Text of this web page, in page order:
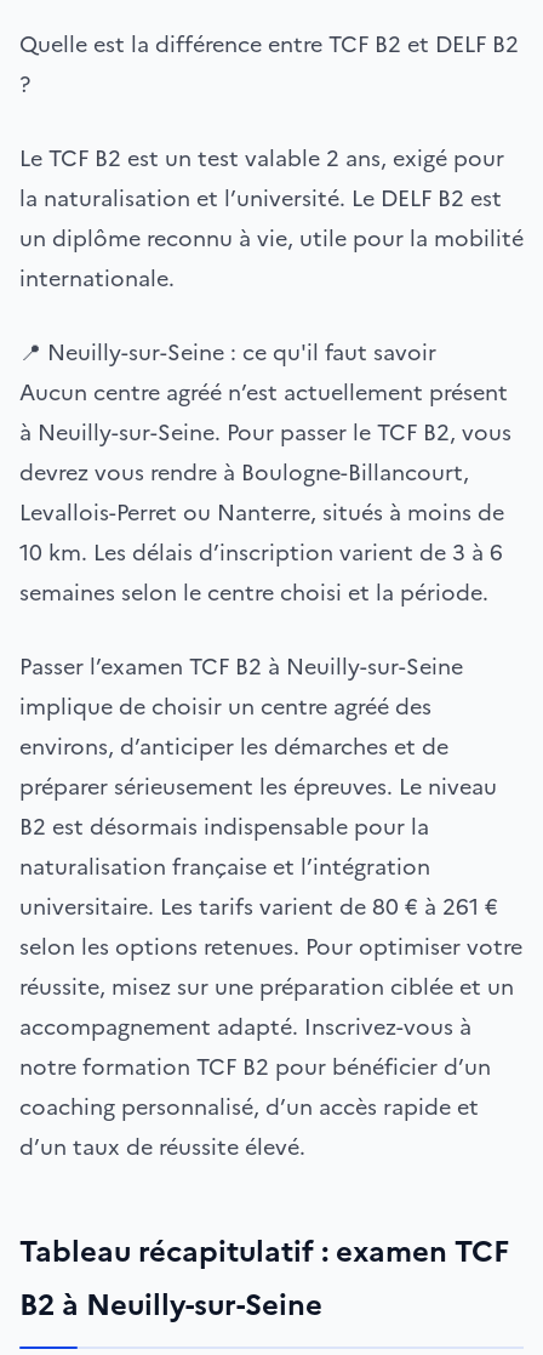
Quelle est la différence entre TCF B2 et DELF B2
?
Le TCF B2 est un test valable 2 ans, exigé pour
la naturalisation et l’université. Le DELF B2 est
un diplôme reconnu à vie, utile pour la mobilité
internationale.
📍 Neuilly-sur-Seine : ce qu'il faut savoir
Aucun centre agréé n’est actuellement présent
à Neuilly-sur-Seine. Pour passer le TCF B2, vous
devrez vous rendre à Boulogne-Billancourt,
Levallois-Perret ou Nanterre, situés à moins de
10 km. Les délais d’inscription varient de 3 à 6
semaines selon le centre choisi et la période.
Passer l’examen TCF B2 à Neuilly-sur-Seine
implique de choisir un centre agréé des
environs, d’anticiper les démarches et de
préparer sérieusement les épreuves. Le niveau
B2 est désormais indispensable pour la
naturalisation française et l’intégration
universitaire. Les tarifs varient de 80 € à 261 €
selon les options retenues. Pour optimiser votre
réussite, misez sur une préparation ciblée et un
accompagnement adapté. Inscrivez-vous à
notre formation TCF B2 pour bénéficier d’un
coaching personnalisé, d’un accès rapide et
d’un taux de réussite élevé.
Tableau récapitulatif : examen TCF
B2 à Neuilly-sur-Seine